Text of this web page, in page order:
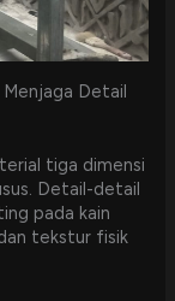
Menjaga Detail
tiga dimensi
Detail-detail
pada kain
tekstur fisik